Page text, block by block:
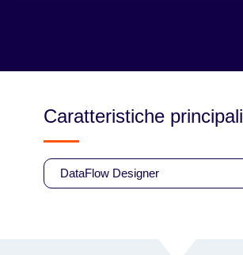
Caratteristiche principali